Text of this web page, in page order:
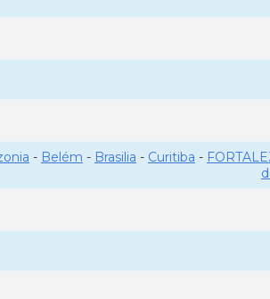
- Belém - Brasilia - Curitiba -